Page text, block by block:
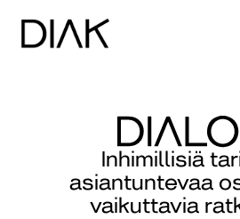
Inhimillisiä
asiantuntevaa
vaikuttavia